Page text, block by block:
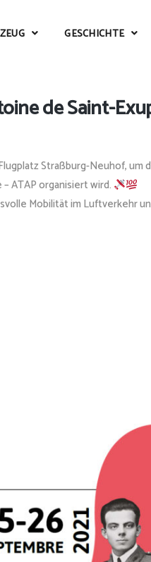
GESCHICHTE
de Saint-
Straßburg-Neuhof, um
ATAP organisiert wird.
Mobilität im Luftverkehr